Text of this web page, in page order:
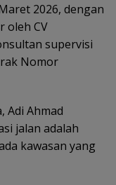
2026, dengan
oleh CV
supervisi
Nomor
Adi Ahmad
jalan adalah
kawasan yang